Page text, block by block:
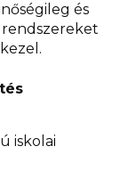
és
rendszereket
iskolai